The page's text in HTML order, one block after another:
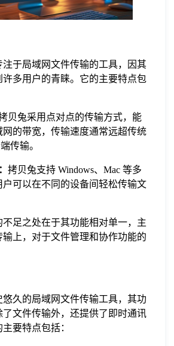
于局域网文件传输的工具，因其
许多用户的青睐。它的主要特点包
贝兔采用点对点的传输方式，能
的带宽，传输速度通常远超传统
传输。
拷贝兔支持 Windows、Mac 等多
可以在不同的设备间轻松传输文
足之处在于其功能相对单一，主
上，对于文件管理和协作功能的
悠久的局域网文件传输工具，其功
了文件传输外，还提供了即时通讯
要特点包括：